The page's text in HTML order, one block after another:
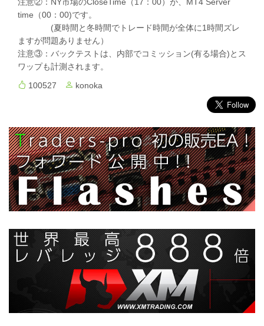
time（00：00)です。
(夏時間と冬時間でトレード時間が全体に1時間ズレ
ますが問題ありません）
注意③：バックテストは、内部でコミッション(有る場合)とス
ワップも計測されます。
100527
konoka